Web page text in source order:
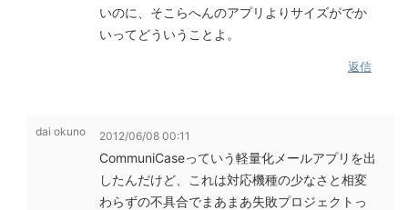
いのに、そこらへんのアプリよりサイズがでか
いってどういうことよ。
返信
dai okuno 2012/06/08 00:11
CommuniCaseっていう軽量化メールアプリを出
したんだけど、これは対応機種の少なさと相変
わらずの不具合でまあまあ失敗プロジェクトっ